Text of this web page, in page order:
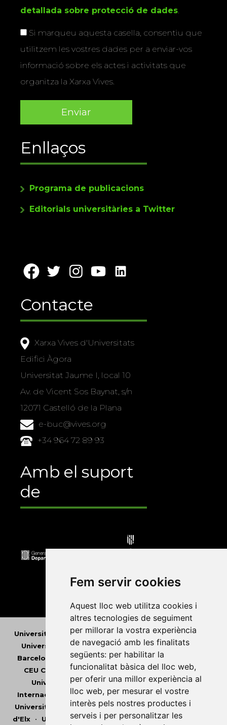
Fem servir cookies
Aquest lloc web utilitza cookies i
altres tecnologies de seguiment
per millorar la vostra experiència
de navegació amb les finalitats
següents: per habilitar la
funcionalitat bàsica del lloc web,
per oferir una millor experiència al
lloc web, per mesurar el vostre
interès pels nostres productes i
serveis i per personalitzar les
detallada sobre protecció de dades.
Si marqueu aquesta casella, consentiu que
utilitzem les vostres dades per a enviar-vos
informació sobre els actes i activitats que
organitza la Xarxa Vives.
Enllaços
Programa de publicacions
Editorials universitàries a Twitter
Contacte
Xarxa Vives d'Universitats
Edifici Àgora
Universitat Jaume I, local 10
Av. de Vicent Sos Baynat, s/n
12071 Castelló de la Plana
e-buc@vives.org
+34 964 72 89 93
Amb el suport
de
Universitat Abat Oliba CEU • Universitat d'Alacant
Universitat d'Andorra•Universitat Autònoma de
Barcelona
Universitat de Barcelona •
CEU Cardenal Herrera•Universitat de Girona•
Universitat de les Illes Balears•Universitat
Internacional de Catalunya•Universitat Jaume I
Universitat de Lleida•Universitat Miguel Hernández
d'Elx• Universitat Oberta de Catalunya•Universitat